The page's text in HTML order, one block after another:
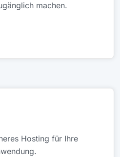
machen.
Hosting für Ihre